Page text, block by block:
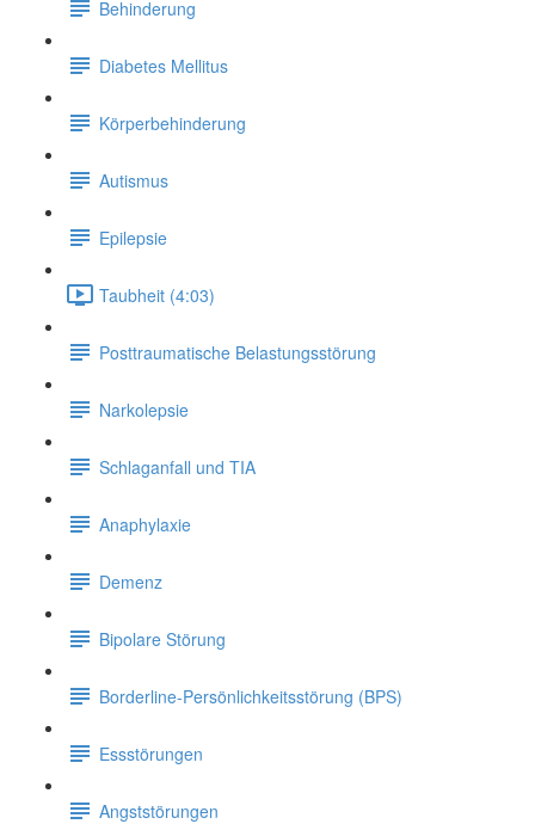
Behinderung
Diabetes Mellitus
Körperbehinderung
Autismus
Epilepsie
Taubheit (4:03)
Posttraumatische Belastungsstörung
Narkolepsie
Schlaganfall und TIA
Anaphylaxie
Demenz
Bipolare Störung
Borderline-Persönlichkeitsstörung (BPS)
Essstörungen
Angststörungen